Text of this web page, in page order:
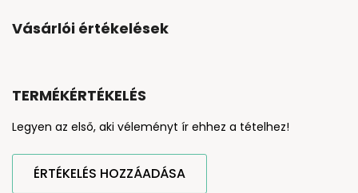
Vásárlói értékelések
TERMÉKÉRTÉKELÉS
Legyen az első, aki véleményt ír ehhez a tételhez!
ÉRTÉKELÉS HOZZÁADÁSA